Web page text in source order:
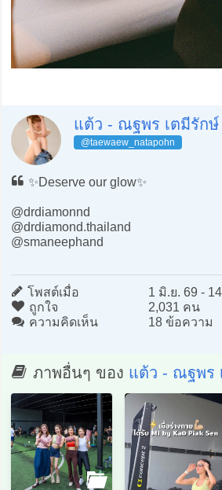
แต้ว - ณฐพร เตมีรักษ์
@taewaew_natapohn
✨Deserve our glow✨
@drdiamonnd
@drdiamond.thailand
@smaneephand
โพสต์เมื่อ
1 มิ.ย. 69 -
ถูกใจ
2,031 คน
ความคิดเห็น
18 ข้อความ
ภาพอื่นๆ ของ แต้ว - ณฐพร